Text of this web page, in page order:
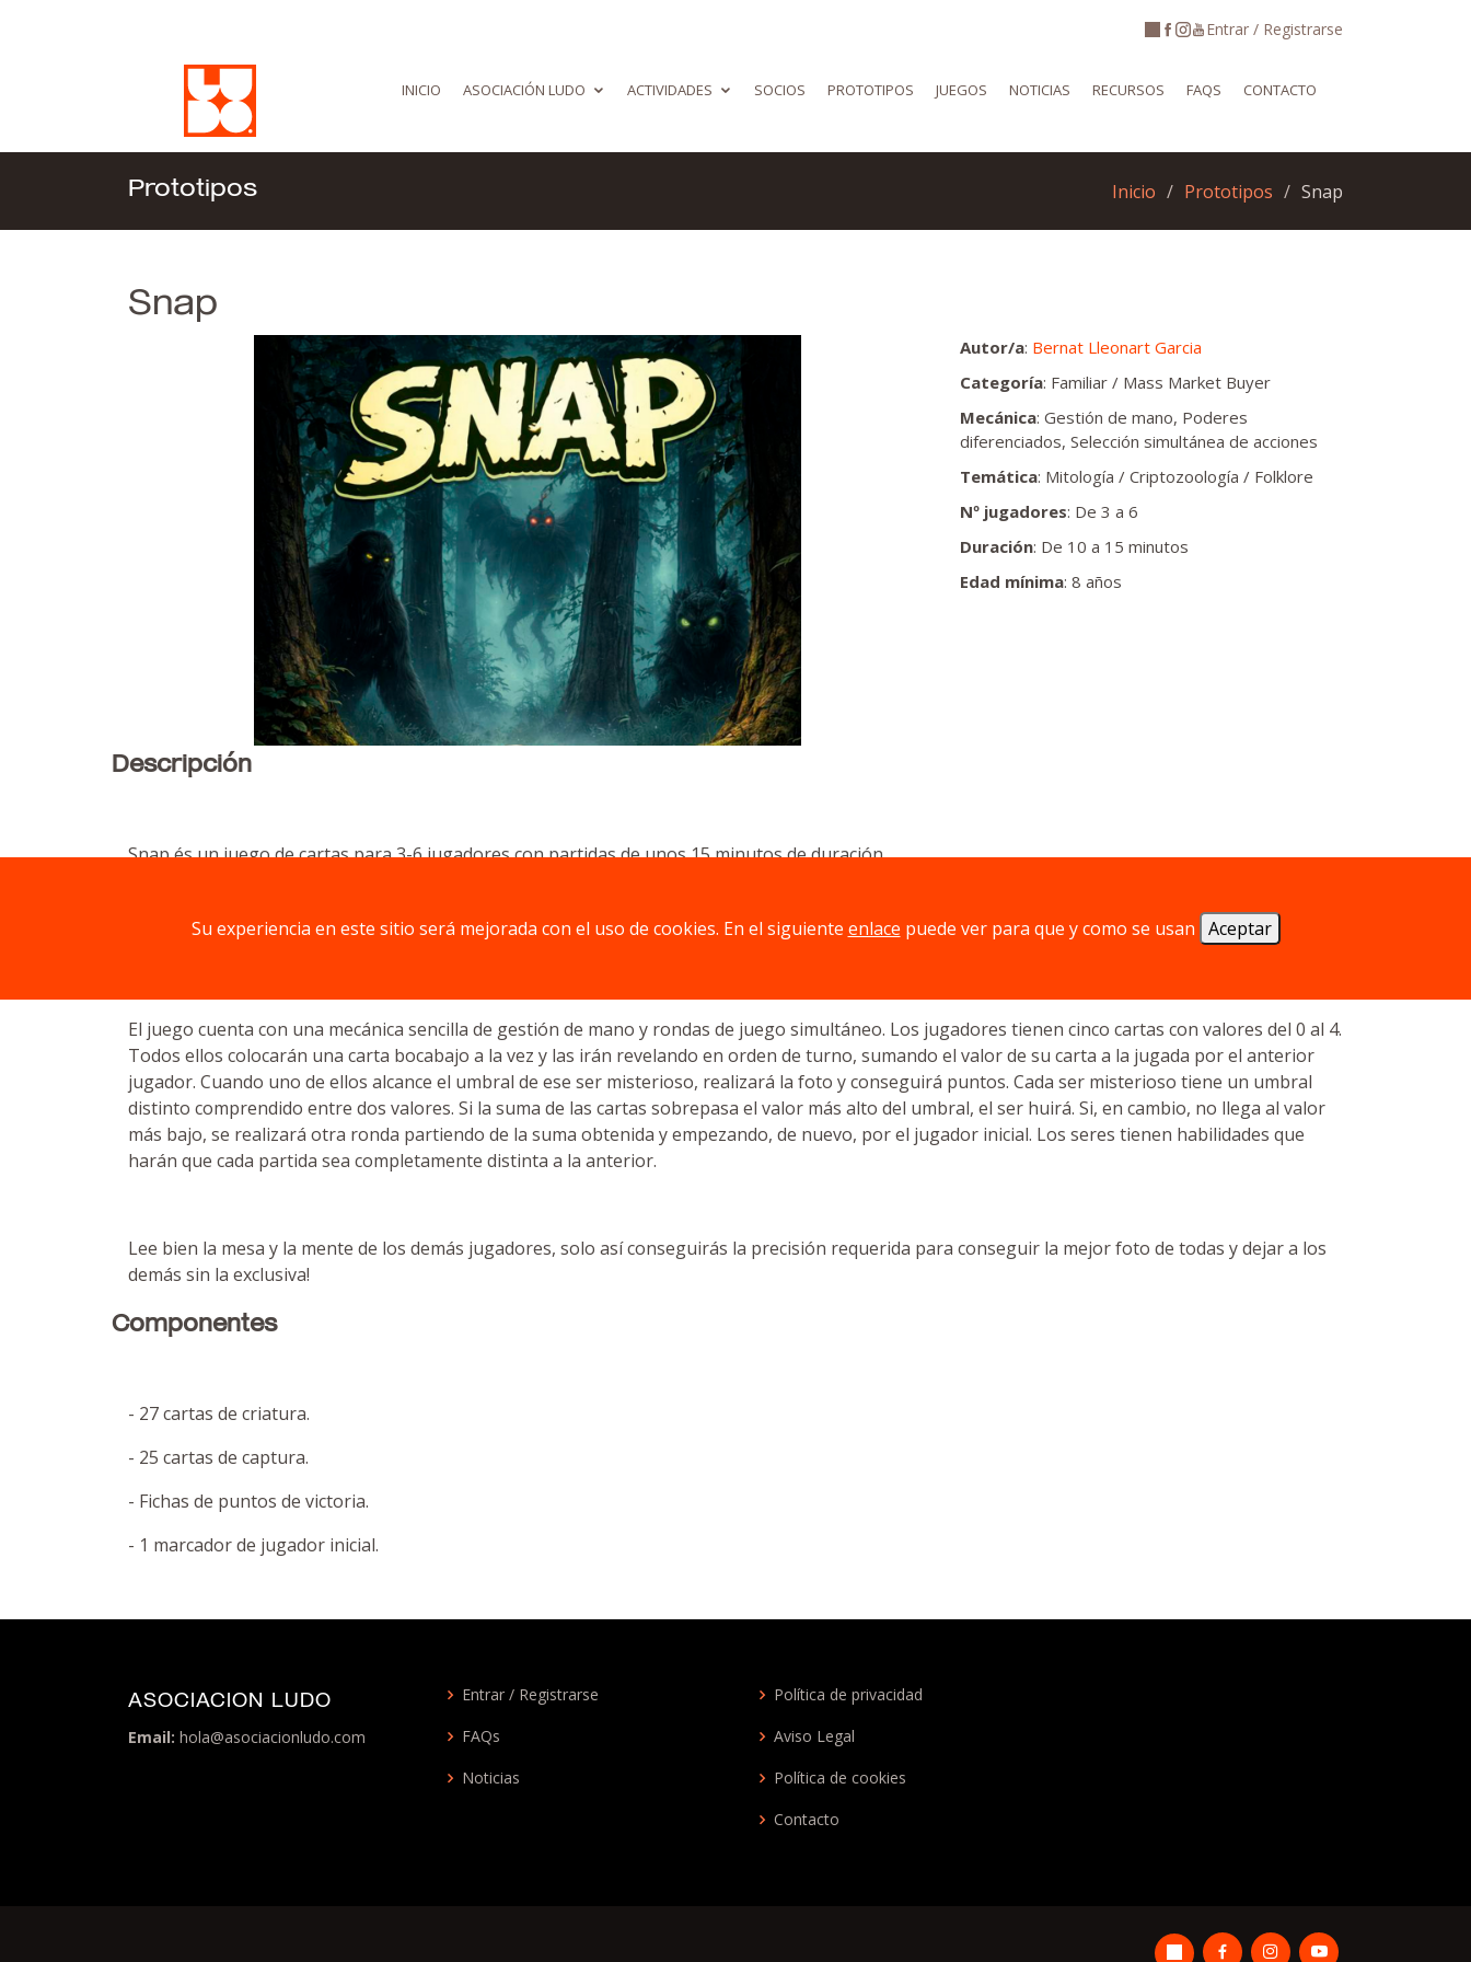
Entrar / Registrarse
INICIO ASOCIACIÓN LUDO ACTIVIDADES SOCIOS PROTOTIPOS JUEGOS NOTICIAS RECURSOS FAQS CONTACTO
Prototipos Inicio Prototipos Snap
Snap
Autor/a: Bernat Lleonart Garcia
Categoría: Familiar / Mass Market Buyer
Mecánica: Gestión de mano, Poderes
diferenciados, Selección simultánea de acciones
Temática: Mitología / Criptozoología / Folklore
Nº jugadores: De 3 a 6
Duración: De 10 a 15 minutos
Edad mínima: 8 años
Descripción
Snap és un juego de cartas para 3-6 jugadores con partidas de unos 15 minutos de duración.
En Snap nos convertimos en fotógrafos que quieren alcanzar la fama demostrando la existencia de seres misteriosos.
El juego cuenta con una mecánica sencilla de gestión de mano y rondas de juego simultáneo. Los jugadores tienen cinco cartas con valores del 0 al 4.
Todos ellos colocarán una carta bocabajo a la vez y las irán revelando en orden de turno, sumando el valor de su carta a la jugada por el anterior
jugador. Cuando uno de ellos alcance el umbral de ese ser misterioso, realizará la foto y conseguirá puntos. Cada ser misterioso tiene un umbral
distinto comprendido entre dos valores. Si la suma de las cartas sobrepasa el valor más alto del umbral, el ser huirá. Si, en cambio, no llega al valor
más bajo, se realizará otra ronda partiendo de la suma obtenida y empezando, de nuevo, por el jugador inicial. Los seres tienen habilidades que
harán que cada partida sea completamente distinta a la anterior.
Lee bien la mesa y la mente de los demás jugadores, solo así conseguirás la precisión requerida para conseguir la mejor foto de todas y dejar a los
demás sin la exclusiva!
Componentes
- 27 cartas de criatura.
- 25 cartas de captura.
- Fichas de puntos de victoria.
- 1 marcador de jugador inicial.
ASOCIACION LUDO
Email: hola@asociacionludo.com
Entrar / Registrarse
FAQs
Noticias
Política de privacidad
Aviso Legal
Política de cookies
Contacto
Su experiencia en este sitio será mejorada con el uso de cookies. En el siguiente enlace puede ver para que y como se usan Aceptar